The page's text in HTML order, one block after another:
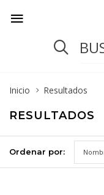
Inicio Resultados
RESULTADOS
Ordenar por: